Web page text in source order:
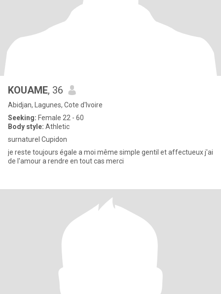
KOUAME, 36
Abidjan, Lagunes, Cote d'Ivoire
Seeking: Female 22 - 60
Body style: Athletic
surnaturel Cupidon
je reste toujours égale a moi même simple gentil et affectueux j'ai
de l'amour a rendre en tout cas merci